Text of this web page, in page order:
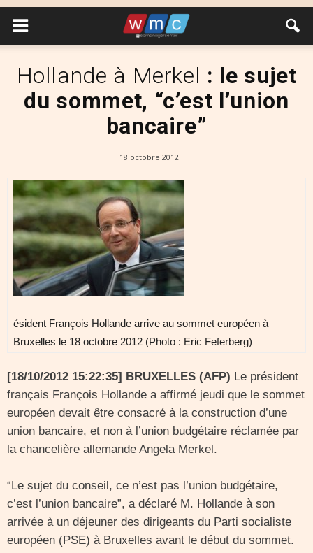
Hollande à Merkel : le sujet
du sommet, “c’est l’union
bancaire”
18 octobre 2012
ésident François Hollande arrive au sommet européen à
Bruxelles le 18 octobre 2012 (Photo : Eric Feferberg)
[18/10/2012 15:22:35] BRUXELLES (AFP) Le président
français François Hollande a affirmé jeudi que le sommet
européen devait être consacré à la construction d’une
union bancaire, et non à l’union budgétaire réclamée par
la chancelière allemande Angela Merkel.
“Le sujet du conseil, ce n’est pas l’union budgétaire,
c’est l’union bancaire”, a déclaré M. Hollande à son
arrivée à un déjeuner des dirigeants du Parti socialiste
européen (PSE) à Bruxelles avant le début du sommet.